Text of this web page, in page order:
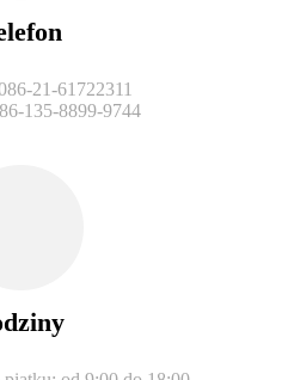
21-61722311
135-8899-9744